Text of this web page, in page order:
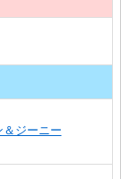
ジーニー